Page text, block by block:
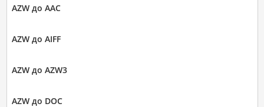
AZW до AAC
AZW до AIFF
AZW до AZW3
AZW до DOC